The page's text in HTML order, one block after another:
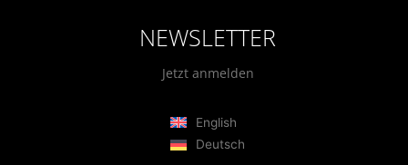
NEWSLETTER
Jetzt anmelden
English
Deutsch